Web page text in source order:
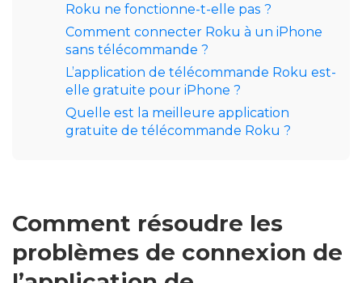
Roku ne fonctionne-t-elle pas ?
Comment connecter Roku à un iPhone
sans télécommande ?
L’application de télécommande Roku est-
elle gratuite pour iPhone ?
Quelle est la meilleure application
gratuite de télécommande Roku ?
Comment résoudre les
problèmes de connexion de